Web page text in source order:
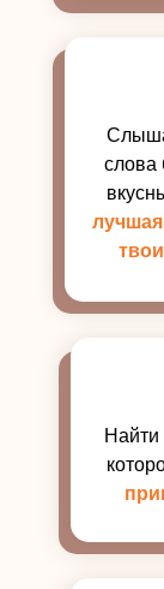
слова
Найти